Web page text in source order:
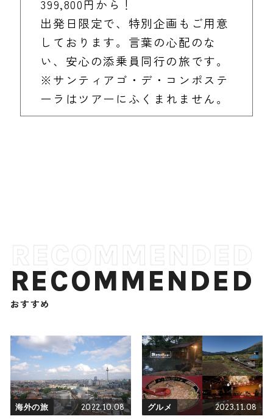
399,800円から！
出発日限定で、特別企画もご用意
しております。言葉の心配のな
い、安心の添乗員同行の旅です。
※サンティアゴ・デ・コンポステ
ーラはツアーにふくまれません。
RECOMMENDED
おすすめ
海外の旅 2022.10.08 グルメ 2023.11.08